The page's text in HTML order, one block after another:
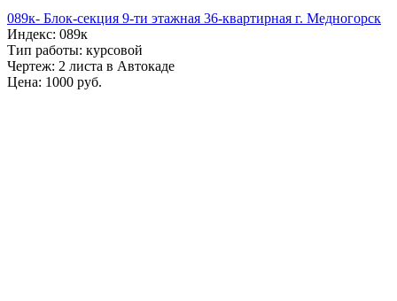
089к- Блок-секция 9-ти этажная 36-квартирная г. Медногорск
Индекс: 089к
Тип работы: курсовой
Чертеж: 2 листа в Автокаде
Цена: 1000 руб.